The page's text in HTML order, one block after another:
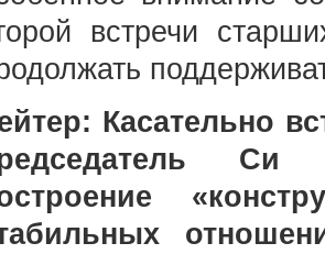
встречи
Касательно
Си